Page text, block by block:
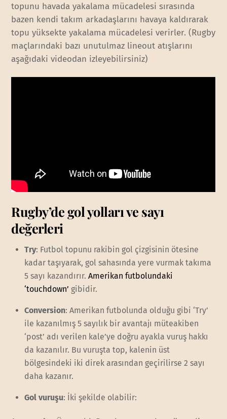
topunu havada yakalama mücadelesi sırasında
bazen kendi takım arkadaşlarını havaya kaldırarak
topu yüksekte yakalama mücadelesi verirler. (Rugby
maçlarındaki bazı unutulmaz lineout atışlarını
aşağıdaki videodan izleyebilirsiniz)
Rugby’de gol yolları ve sayı
değerleri
Try: Futbol topunu rakibin gol çizgisinin ötesine
kadar taşıyarak, gol sahasında yere vurmak takıma
5 sayı kazandırır. Amerikan futbolundaki
‘touchdown’ gibidir.
Conversion: Amerikan futbolunda olduğu gibi ‘Try’
ile kazanılmış 5 sayılık bir avantajı müteakiben
‘post’ adı verilen kale’ye doğru ayakla vuruş hakkı
da kazanılır. Bu vuruşta top, kalenin üst
bölgesindeki iki direk arasından geçirilirse 2 sayı
daha kazanır.
Gol vuruşu: İki şekilde olabilir: